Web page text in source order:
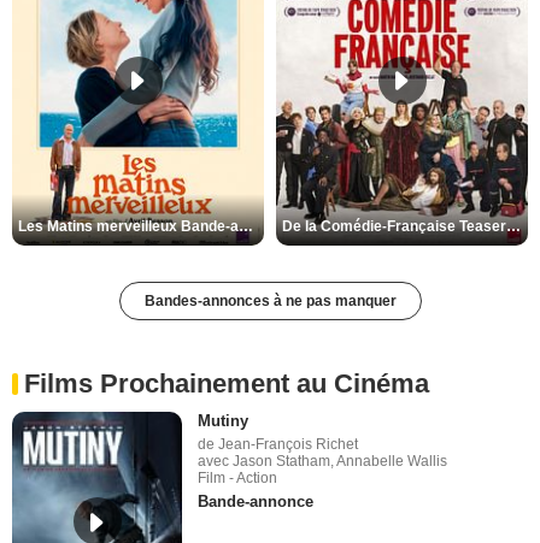
Les Matins merveilleux Bande-annonce VF De la Comédie-Française Teaser VF
Bandes-annonces à ne pas manquer
Films Prochainement au Cinéma
Mutiny
de Jean-François Richet
avec Jason Statham, Annabelle Wallis
Film - Action
Bande-annonce